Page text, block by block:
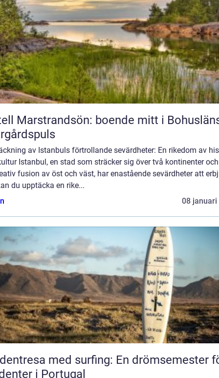
Marstrandsön: boende mitt i
av Istanbuls förtrollande sevärdheter: En rikedom av
Istanbul, en stad som sträcker sig över två kontinenter
fusion av öst och väst, har enastående sevärdheter att
du upptäcka en rike...
08 januari
med surfing: En drömsemester
i Portugal